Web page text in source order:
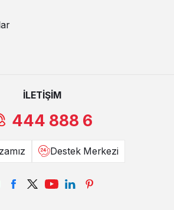
İLETİŞİM
444 888 6
Destek Merkezi